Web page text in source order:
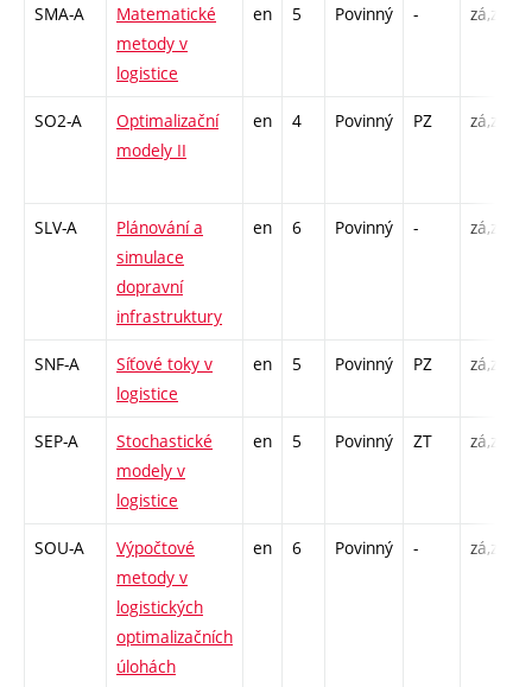
SMA-A
Matematické
metody v
logistice
en 5 Povinný - zá,zk
SO2-A
Optimalizační
modely II
en 4 Povinný PZ zá,zk
SLV-A
Plánování a
simulace
dopravní
infrastruktury
en 6 Povinný - zá,zk
SNF-A
Síťové toky v
logistice
en 5 Povinný PZ zá,zk
SEP-A
Stochastické
modely v
logistice
en 5 Povinný ZT zá,zk
SOU-A
Výpočtové
metody v
logistických
optimalizačních
úlohách
en 6 Povinný - zá,zk